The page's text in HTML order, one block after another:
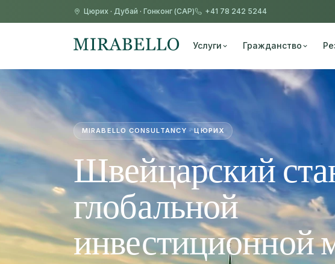
Цюрих · Дубай · Гонконг (САР) +41 78 242 5244
Услуги Гражданство
MIRABELLO CONSULTANCY · ЦЮРИХ
Швейцарский
глобальной
инвестиционной